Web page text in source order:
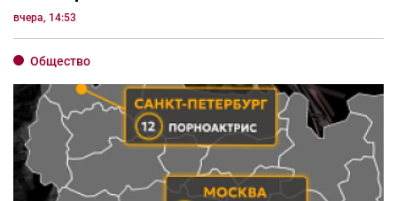
вчера, 14:53
Общество